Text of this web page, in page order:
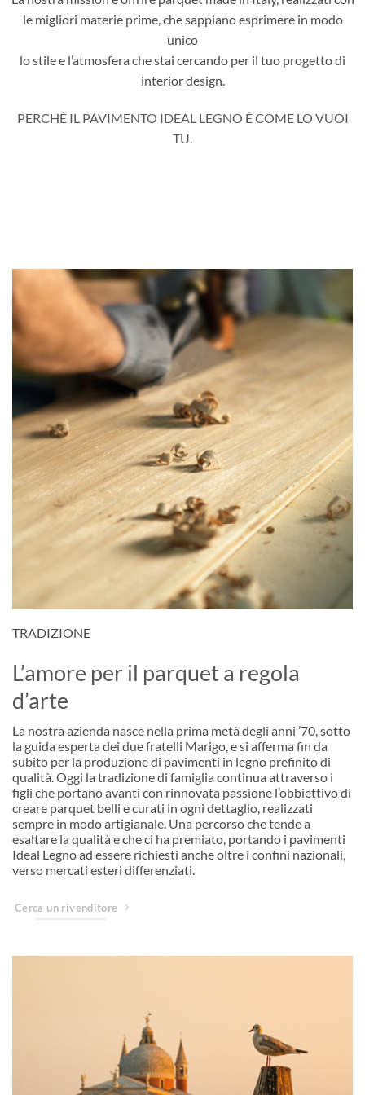
le migliori materie prime, che sappiano esprimere in modo
unico
lo stile e l’atmosfera che stai cercando per il tuo progetto di
interior design.
PERCHÉ IL PAVIMENTO IDEAL LEGNO È COME LO VUOI
TU.
TRADIZIONE
L’amore per il parquet a regola
d’arte
La nostra azienda nasce nella prima metà degli anni ’70, sotto
la guida esperta dei due fratelli Marigo, e si afferma fin da
subito per la produzione di pavimenti in legno prefinito di
qualità. Oggi la tradizione di famiglia continua attraverso i
figli che portano avanti con rinnovata passione l’obbiettivo di
creare parquet belli e curati in ogni dettaglio, realizzati
sempre in modo artigianale. Una percorso che tende a
esaltare la qualità e che ci ha premiato, portando i pavimenti
Ideal Legno ad essere richiesti anche oltre i confini nazionali,
verso mercati esteri differenziati.
Cerca un rivenditore